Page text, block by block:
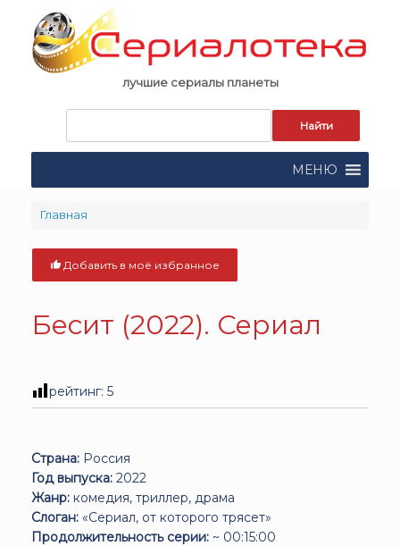
content
лучшие сериалы планеты
поиска:
МЕНЮ
Главная
Добавить в моё избранное
Бесит (2022). Сериал
рейтинг: 5
Страна: Россия
Год выпуска: 2022
Жанр: комедия, триллер, драма
Слоган: «Сериал, от которого трясет»
Продолжительность серии: ~ 00:15:00